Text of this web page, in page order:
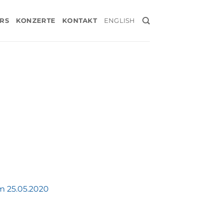
KONZERTE KONTAKT ENGLISH
25.05.2020